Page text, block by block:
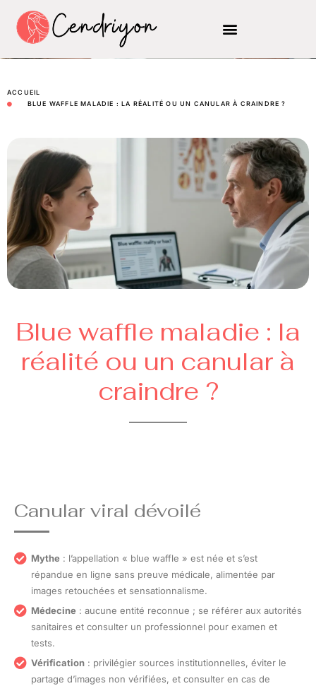
ACCUEIL
BLUE WAFFLE MALADIE : LA RÉALITÉ OU UN CANULAR À CRAINDRE ?
Blue waffle maladie : la
réalité ou un canular à
craindre ?
Canular viral dévoilé
Mythe : l’appellation « blue waffle » est née et s’est
répandue en ligne sans preuve médicale, alimentée par
images retouchées et sensationnalisme.
Médecine : aucune entité reconnue ; se référer aux autorités
sanitaires et consulter un professionnel pour examen et
tests.
Vérification : privilégier sources institutionnelles, éviter le
partage d’images non vérifiées, et consulter en cas de